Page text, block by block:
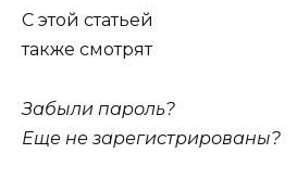
C этой статьей
также смотрят
Забыли пароль?
Еще не зарегистрированы?